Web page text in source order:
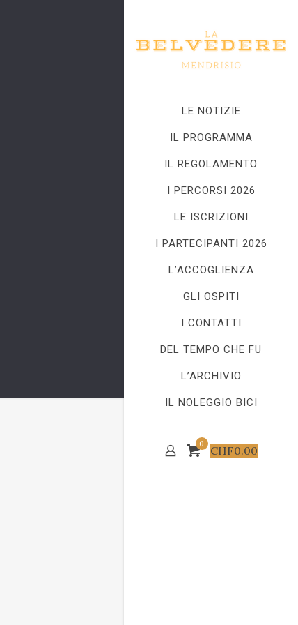
LE NOTIZIE
IL PROGRAMMA
IL REGOLAMENTO
I PERCORSI 2026
LE ISCRIZIONI
I PARTECIPANTI 2026
L’ACCOGLIENZA
GLI OSPITI
I CONTATTI
DEL TEMPO CHE FU
L’ARCHIVIO
IL NOLEGGIO BICI
0 CHF0.00